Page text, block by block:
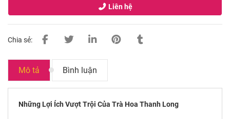
Liên hệ
Chia sẻ:
Mô tả Bình luận
Những Lợi Ích Vượt Trội Của Trà Hoa Thanh Long